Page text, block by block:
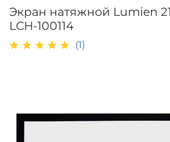
Экран натяжной Lumien
LCH-100114
(1)